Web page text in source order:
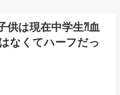
供は現在中学生⁈血
なくてハーフだっ